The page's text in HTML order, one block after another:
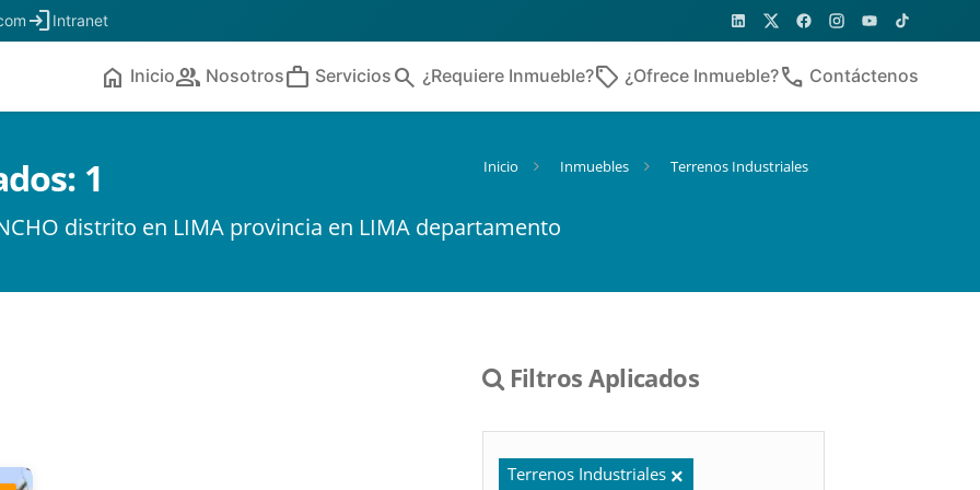
loginIntranet
home Iniciopeople Nosotroswork Servicios search ¿Requiere Inmueble?sell ¿Ofrece Inmueble?phone Contáctenos
1 Inicio Inmuebles Terrenos Industriales
distrito en LIMA provincia en LIMA departamento
Filtros Aplicados
Terrenos Industriales